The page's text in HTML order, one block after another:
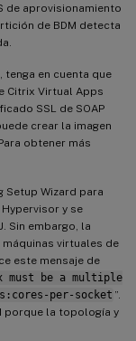
de aprovisionamiento
de BDM detecta
tenga en cuenta que
Citrix Virtual Apps
SSL de SOAP
crear la imagen
obtener más
Setup Wizard para
y se
Sin embargo, la
virtuales de
este mensaje de
must be a multiple
per-socket ”.
porque la topología y